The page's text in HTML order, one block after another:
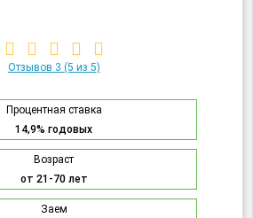
Отзывов 3 (5 из 5)
Процентная ставка
14,9% годовых
Возраст
от 21-70 лет
Заем